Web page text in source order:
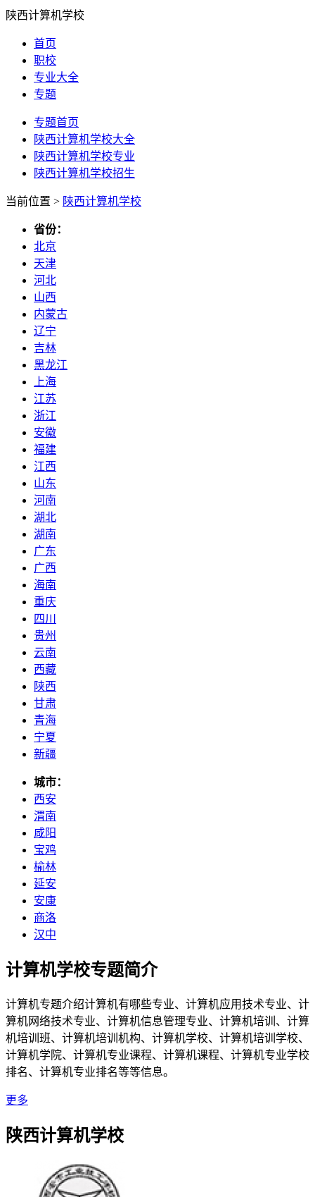
陕西计算机学校
首页
职校
专业大全
专题
专题首页
陕西计算机学校大全
陕西计算机学校专业
陕西计算机学校招生
当前位置 > 陕西计算机学校
省份：
北京
天津
河北
山西
内蒙古
辽宁
吉林
黑龙江
上海
江苏
浙江
安徽
福建
江西
山东
河南
湖北
湖南
广东
广西
海南
重庆
四川
贵州
云南
西藏
陕西
甘肃
青海
宁夏
新疆
城市：
西安
渭南
咸阳
宝鸡
榆林
延安
安康
商洛
汉中
计算机学校专题简介
计算机专题介绍计算机有哪些专业、计算机应用技术专业、计
算机网络技术专业、计算机信息管理专业、计算机培训、计算
机培训班、计算机培训机构、计算机学校、计算机培训学校、
计算机学院、计算机专业课程、计算机课程、计算机专业学校
排名、计算机专业排名等等信息。
更多
陕西计算机学校